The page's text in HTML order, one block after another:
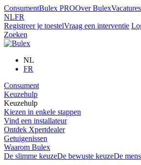
ConsumentBulex PROOver BulexVacatures
NLFR
Registreer je toestelVraag een interventie
Zoeken
NL
FR
Consument
Keuzehulp
Keuzehulp
Kiezen in enkele stappen
Vind een installateur
Ontdek Xpertdealer
Getuigenissen
Waarom Bulex
De slimme keuzeDe bewuste keuzeDe